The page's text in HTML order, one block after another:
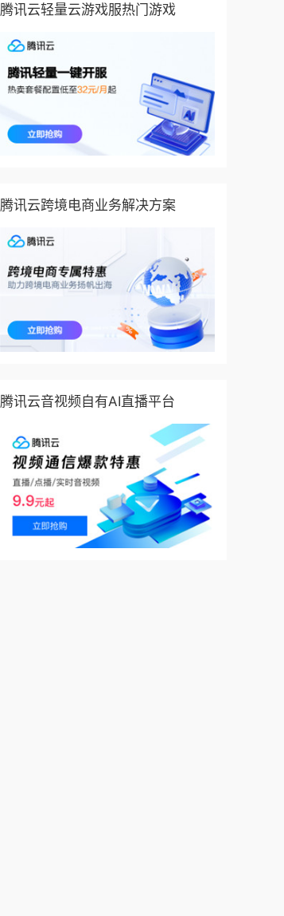
腾讯云轻量云游戏服热门游戏
腾讯云跨境电商业务解决方案
腾讯云音视频自有AI直播平台